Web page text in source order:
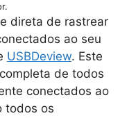
direta de rastrear
ao seu
USBDeview. Este
de todos
conectados ao
todos os